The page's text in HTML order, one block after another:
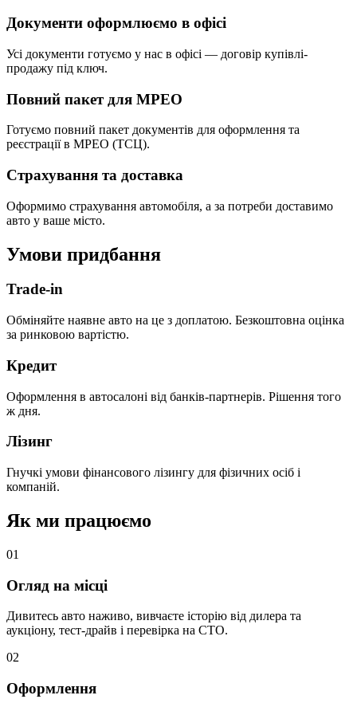
Документи оформлюємо в офісі
Усі документи готуємо у нас в офісі — договір купівлі-
продажу під ключ.
Повний пакет для МРЕО
Готуємо повний пакет документів для оформлення та
реєстрації в МРЕО (ТСЦ).
Страхування та доставка
Оформимо страхування автомобіля, а за потреби доставимо
авто у ваше місто.
Умови придбання
Trade-in
Обміняйте наявне авто на це з доплатою. Безкоштовна оцінка
за ринковою вартістю.
Кредит
Оформлення в автосалоні від банків-партнерів. Рішення того
ж дня.
Лізинг
Гнучкі умови фінансового лізингу для фізичних осіб і
компаній.
Як ми працюємо
01
Огляд на місці
Дивитесь авто наживо, вивчаєте історію від дилера та
аукціону, тест-драйв і перевірка на СТО.
02
Оформлення